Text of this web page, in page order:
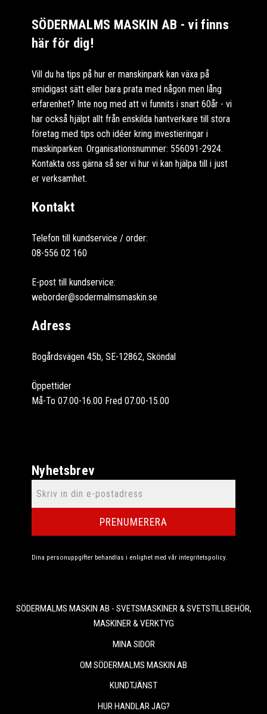
SÖDERMALMS MASKIN AB - vi finns
här för dig!
Vill du ha tips på hur er manskinpark kan växa på
smidigast sätt eller bara prata med någon men lång
erfarenhet? Inte nog med att vi funnits i snart 60år - vi
har också hjälpt allt från enskilda hantverkare till stora
företag med tips och idéer kring investieringar i
maskinparken. Organisationsnummer: 556091-2924.
Kontakta oss gärna så ser vi hur vi kan hjälpa till i just
er verksamhet.
Kontakt
Telefon till kundservice / order:
08-556 02 160
E-post till kundservice:
weborder@sodermalmsmaskin.se
Adress
Bogårdsvägen 45b, SE-12862, Sköndal
Öppettider
Må-To 07.00-16.00 Fred 07.00-15.00
Nyhetsbrev
PRENUMERERA
Dina personuppgifter behandlas i enlighet med vår integritetspolicy.
SÖDERMALMS MASKIN AB - SVETSMASKINER & SVETSTILLBEHÖR,
MASKINER & VERKTYG
MINA SIDOR
OM SÖDERMALMS MASKIN AB
KUNDTJÄNST
HUR HANDLAR JAG?